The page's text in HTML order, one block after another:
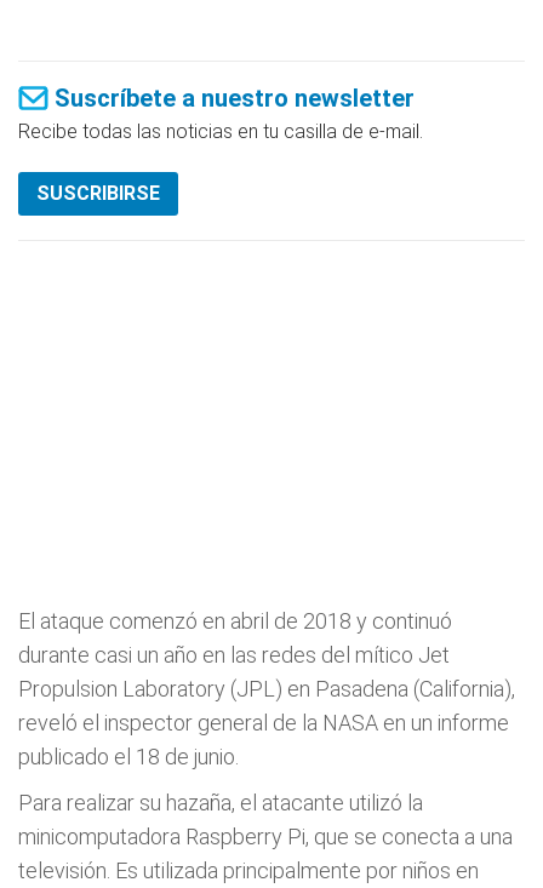
Suscríbete a nuestro newsletter
Recibe todas las noticias en tu casilla de e-mail.
SUSCRIBIRSE
El ataque comenzó en abril de 2018 y continuó
durante casi un año en las redes del mítico Jet
Propulsion Laboratory (JPL) en Pasadena (California),
reveló el inspector general de la NASA en un informe
publicado el 18 de junio.
Para realizar su hazaña, el atacante utilizó la
minicomputadora Raspberry Pi, que se conecta a una
televisión. Es utilizada principalmente por niños en